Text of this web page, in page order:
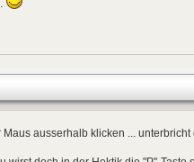
Maus ausserhalb klicken ... unterbricht